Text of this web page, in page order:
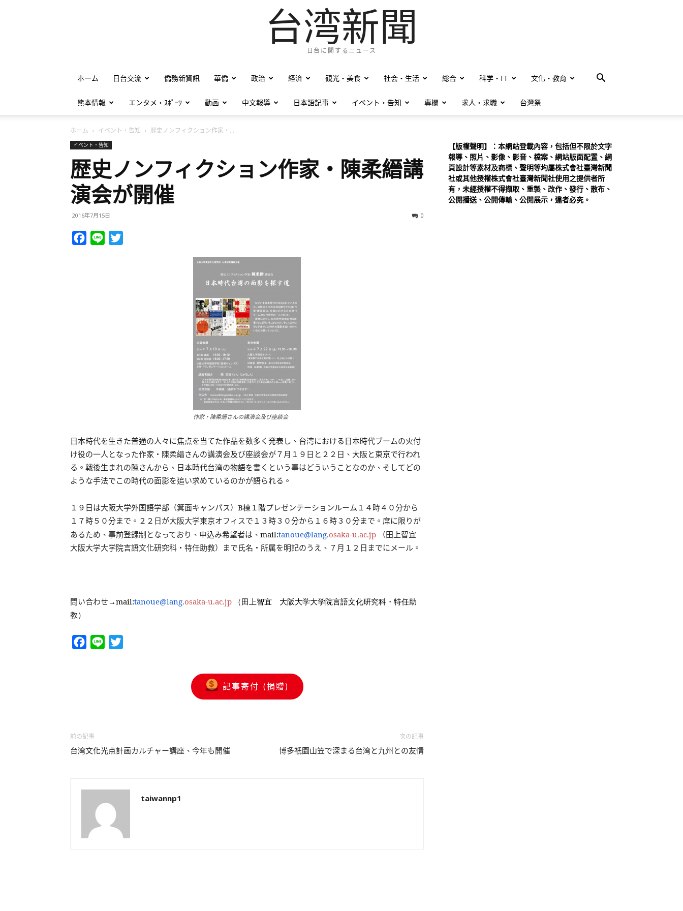
台湾新聞
日台に関するニュース
ホーム 日台交流 僑務新資訊 華僑 政治 経済 観光・美食 社会・生活 総合 科学・IT 文化・教育
熊本情報 エンタメ・ｽﾎﾟｰﾂ 動画 中文報導 日本語記事 イベント・告知 專欄 求人・求職 台灣祭
ホーム イベント・告知 歴史ノンフィクション作家・...
イベント・告知
歴史ノンフィクション作家・陳柔縉講
演会が開催
2016年7月15日 0
Facebook
Line
作家・陳柔縉さんの講演会及び座談会
日本時代を生きた普通の人々に焦点を当てた作品を数多く発表し、台湾における日本時代ブームの火付
け役の一人となった作家・陳柔縉さんの講演会及び座談会が７月１９日と２２日、大阪と東京で行われ
る。戦後生まれの陳さんから、日本時代台湾の物語を書くという事はどういうことなのか、そしてどの
ような手法でこの時代の面影を追い求めているのかが語られる。
１９日は大阪大学外国語学部（箕面キャンパス） B棟１階プレゼンテーションルーム１４時４０分から
１７時５０分まで。２２日が大阪大学東京オフィスで１３時３０分から１６時３０分まで。席に限りが
あるため、事前登録制となっており、申込み希望者は、 mail:tanoue@lang.osaka-u.ac.jp
（田上智宜
大阪大学大学院言語文化研究科・特任助教）まで氏名・ 所属を明記のうえ、７月１２日までにメール。
問い合わせ →mail:tanoue@lang.osaka-u.ac.jp
（田上智宜 大阪大学大学院言語文化研究科・特任助
教）
Facebook
Line
記事寄付 (捐贈)
前の記事
台湾文化光点計画カルチャー講座、今年も開催
次の記事
博多祇園山笠で深まる台湾と九州との友情
taiwannp1
【版權聲明】：本網站登載內容，包括但不限於文字
報導、照片、影像、影音、檔案、網站版面配置、網
頁設計等素材及商標、聲明等均屬株式會社臺灣新聞
社或其他授權株式會社臺灣新聞社使用之提供者所
有，未經授權不得擷取、重製、改作、發行、散布、
公開播送、公開傳輸、公開展示，違者必究。